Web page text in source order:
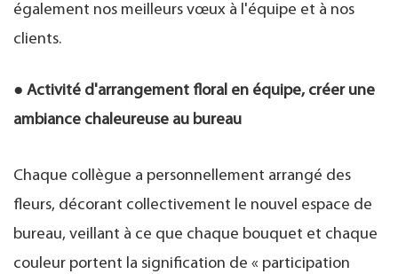
également nos meilleurs vœux à l'équipe et à nos
clients.
● Activité d'arrangement floral en équipe, créer une
ambiance chaleureuse au bureau
Chaque collègue a personnellement arrangé des
fleurs, décorant collectivement le nouvel espace de
bureau, veillant à ce que chaque bouquet et chaque
couleur portent la signification de « participation